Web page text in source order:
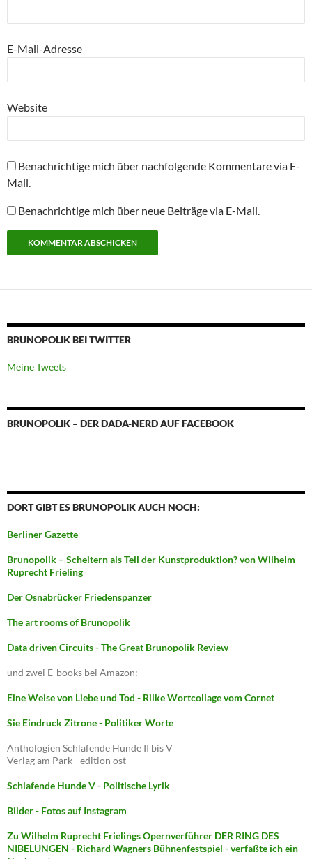
E-Mail-Adresse
Website
Benachrichtige mich über nachfolgende Kommentare via E-
Mail.
Benachrichtige mich über neue Beiträge via E-Mail.
BRUNOPOLIK BEI TWITTER
Meine Tweets
BRUNOPOLIK – DER DADA-NERD AUF FACEBOOK
DORT GIBT ES BRUNOPOLIK AUCH NOCH:
Berliner Gazette
Brunopolik – Scheitern als Teil der Kunstproduktion? von Wilhelm
Ruprecht Frieling
Der Osnabrücker Friedenspanzer
The art rooms of Brunopolik
Data driven Circuits - The Great Brunopolik Review
und zwei E-books bei Amazon:
Eine Weise von Liebe und Tod - Rilke Wortcollage vom Cornet
Sie Eindruck Zitrone - Politiker Worte
Anthologien Schlafende Hunde II bis V
Verlag am Park - edition ost
Schlafende Hunde V - Politische Lyrik
Bilder - Fotos auf Instagram
Zu Wilhelm Ruprecht Frielings Opernverführer DER RING DES
NIBELUNGEN - Richard Wagners Bühnenfestspiel - verfaßte ich ein